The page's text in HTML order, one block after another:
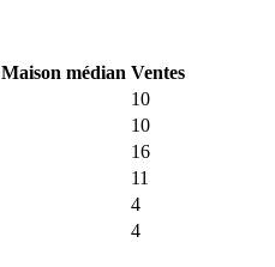
Maison médian Ventes
10
10
16
11
4
4